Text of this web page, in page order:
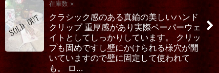
在庫数 ×
クラシック感のある真鍮の美しいハンド
クリップ 重厚感があり実際ペーパーウェ
イトとしてしっかりしています。 クリッ
プも固めですし壁にかけられる様穴が開
いていますので壁に固定して使われて
も。 ロ…